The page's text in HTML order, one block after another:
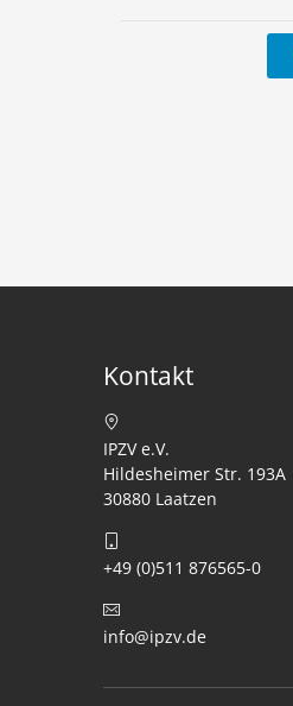
Kontakt
IPZV e.V.
Hildesheimer Str. 193A
30880 Laatzen
+49 (0)511 876565-0
info@ipzv.de